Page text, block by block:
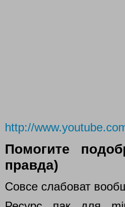
http://
Помогите
правда)
Совсе слабоват